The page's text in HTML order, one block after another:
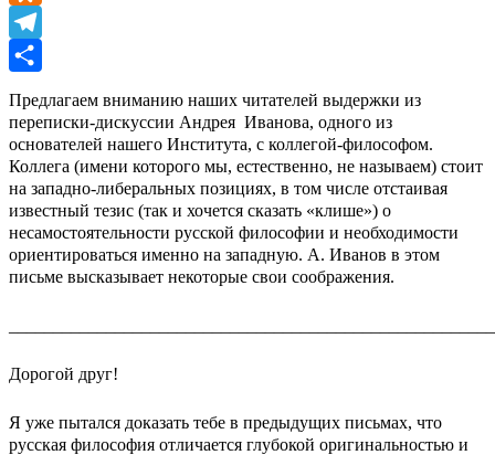
Odnoklassniki
Telegram
Предлагаем вниманию наших читателей выдержки из
переписки-дискуссии Андрея Иванова, одного из
основателей нашего Института, с коллегой-философом.
Коллега (имени которого мы, естественно, не называем) стоит
на западно-либеральных позициях, в том числе отстаивая
известный тезис (так и хочется сказать «клише») о
несамостоятельности русской философии и необходимости
ориентироваться именно на западную. А. Иванов в этом
письме высказывает некоторые свои соображения.
Дорогой друг!
Я уже пытался доказать тебе в предыдущих письмах, что
русская философия отличается глубокой оригинальностью и